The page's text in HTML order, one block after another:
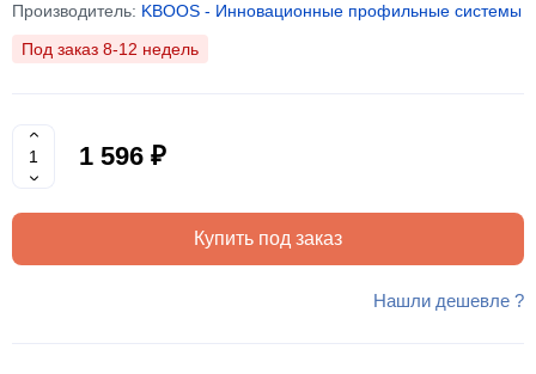
Производитель: KBOOS - Инновационные профильные системы
Под заказ 8-12 недель
1 596 ₽
Купить под заказ
Нашли дешевле ?